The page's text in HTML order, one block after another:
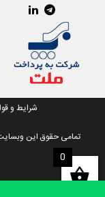
شرایط و
تمامی حقوق این
0